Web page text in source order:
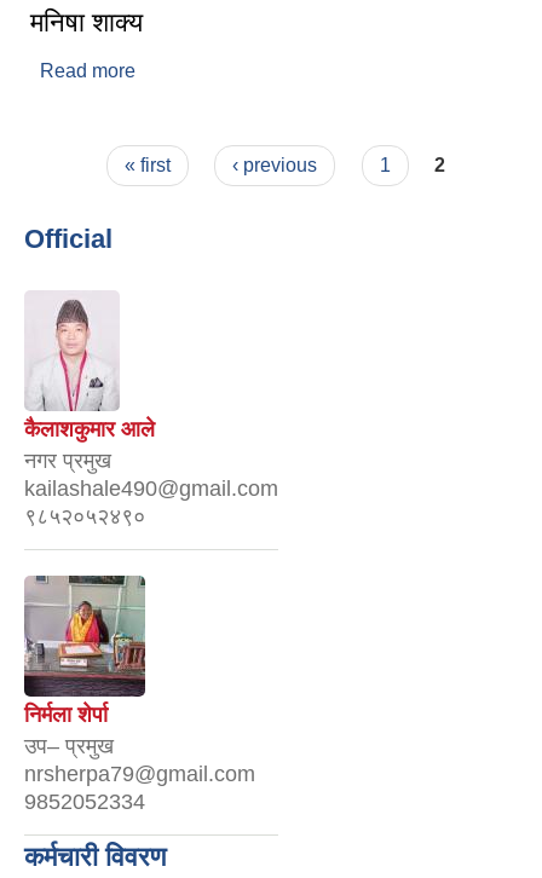
मनिषा शाक्य
Read more
Pages« first ‹ previous 1 2
Official
कैलाशकुमार आले
नगर प्रमुख
kailashale490@gmail.com
९८५२०५२४९०
निर्मला शेर्पा
उप– प्रमुख
nrsherpa79@gmail.com
9852052334
कर्मचारी विवरण